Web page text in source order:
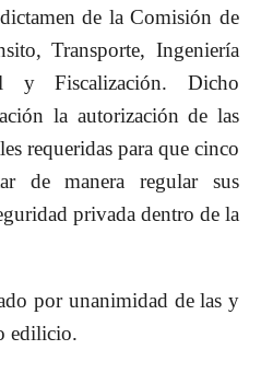
de la Comisión de
Transporte, Ingeniería
y Fiscalización. Dicho
la autorización de las
requeridas para que cinco
de manera regular sus
privada dentro de la
por unanimidad de las y
edilicio.